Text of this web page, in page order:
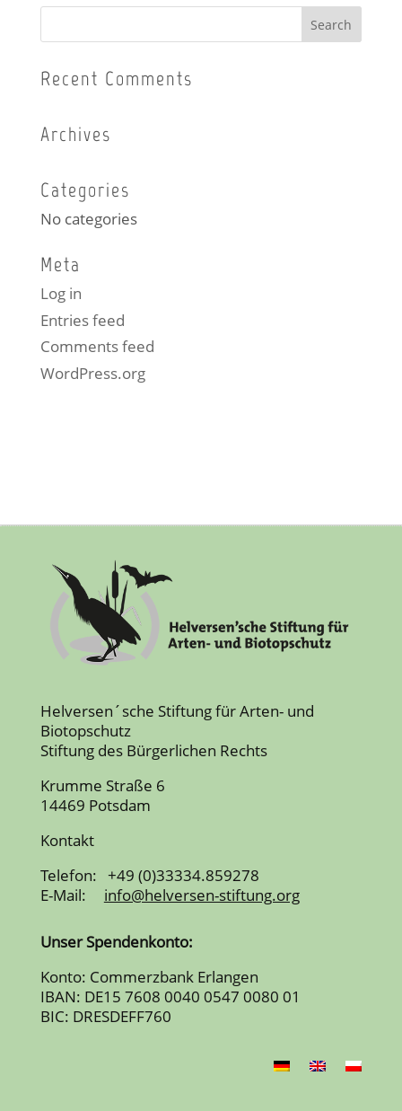
Recent Comments
Archives
Categories
No categories
Meta
Log in
Entries feed
Comments feed
WordPress.org
Helversen´sche Stiftung für Arten- und
Biotopschutz
Stiftung des Bürgerlichen Rechts
Krumme Straße 6
14469 Potsdam
Kontakt
Telefon: +49 (0)33334.859278
E-Mail:
info@helversen-stiftung.org
Unser Spendenkonto:
Konto: Commerzbank Erlangen
IBAN: DE15 7608 0040 0547 0080 01
BIC: DRESDEFF760